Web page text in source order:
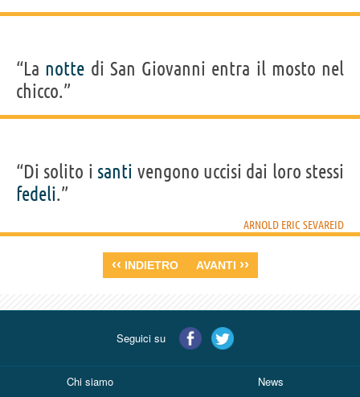
“La notte di San Giovanni entra il mosto nel
chicco.”
“Di solito i santi vengono uccisi dai loro stessi
fedeli.”
ARNOLD ERIC SEVAREID
‹‹ INDIETRO AVANTI ››
Seguici su
Chi siamo News